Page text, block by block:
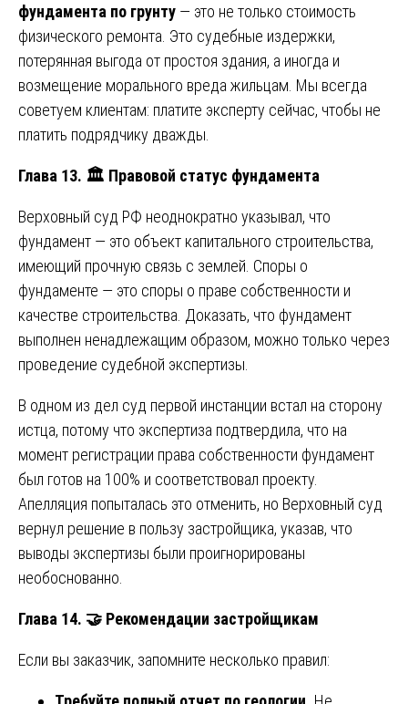
фундамента по грунту — это не только стоимость
физического ремонта. Это судебные издержки,
потерянная выгода от простоя здания, а иногда и
возмещение морального вреда жильцам. Мы всегда
советуем клиентам: платите эксперту сейчас, чтобы не
платить подрядчику дважды.
Глава 13. 🏛️ Правовой статус фундамента
Верховный суд РФ неоднократно указывал, что
фундамент — это объект капитального строительства,
имеющий прочную связь с землей. Споры о
фундаменте — это споры о праве собственности и
качестве строительства. Доказать, что фундамент
выполнен ненадлежащим образом, можно только через
проведение судебной экспертизы.
В одном из дел суд первой инстанции встал на сторону
истца, потому что экспертиза подтвердила, что на
момент регистрации права собственности фундамент
был готов на 100% и соответствовал проекту.
Апелляция попыталась это отменить, но Верховный суд
вернул решение в пользу застройщика, указав, что
выводы экспертизы были проигнорированы
необоснованно.
Глава 14. 🤝 Рекомендации застройщикам
Если вы заказчик, запомните несколько правил: